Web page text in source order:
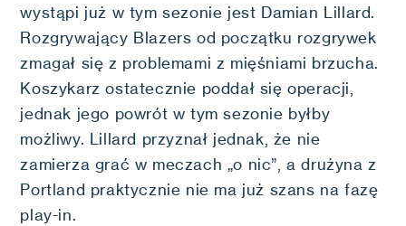
wystąpi już w tym sezonie jest Damian Lillard.
Rozgrywający Blazers od początku rozgrywek
zmagał się z problemami z mięśniami brzucha.
Koszykarz ostatecznie poddał się operacji,
jednak jego powrót w tym sezonie byłby
możliwy. Lillard przyznał jednak, że nie
zamierza grać w meczach „o nic”, a drużyna z
Portland praktycznie nie ma już szans na fazę
play-in.